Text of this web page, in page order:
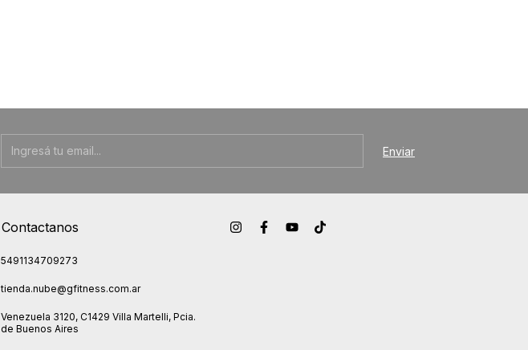
Contactanos
5491134709273
tienda.nube@gfitness.com.ar
Venezuela 3120, C1429 Villa Martelli, Pcia.
de Buenos Aires